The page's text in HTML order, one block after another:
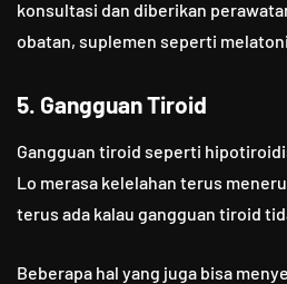
konsultasi dan diberikan
obatan, suplemen seperti
5. Gangguan Tiroid
Gangguan tiroid seperti
Lo merasa kelelahan terus
terus ada kalau gangguan tiroid
Beberapa hal yang juga bisa